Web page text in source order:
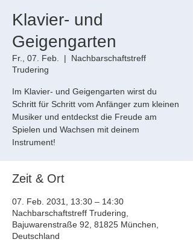
Klavier- und
Geigengarten
Fr., 07. Feb.
  |
Nachbarschaftstreff
Trudering
Im Klavier- und Geigengarten wirst du
Schritt für Schritt vom Anfänger zum kleinen
Musiker und entdeckst die Freude am
Spielen und Wachsen mit deinem
Instrument!
Zeit & Ort
07. Feb. 2031, 13:30 – 14:30
Nachbarschaftstreff Trudering,
Bajuwarenstraße 92, 81825 München,
Deutschland